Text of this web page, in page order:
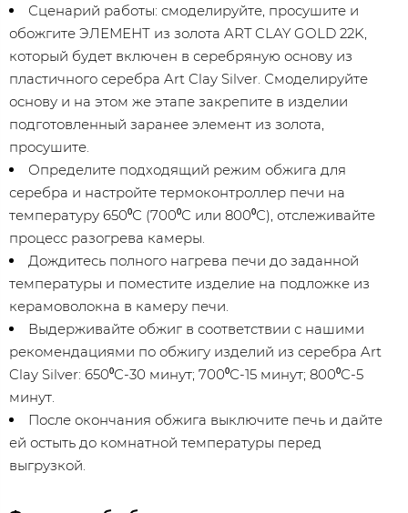
Сценарий работы: смоделируйте, просушите и
обожгите ЭЛЕМЕНТ из золота ART CLAY GOLD 22K,
который будет включен в серебряную основу из
пластичного серебра Art Clay Silver. Смоделируйте
основу и на этом же этапе закрепите в изделии
подготовленный заранее элемент из золота,
просушите.
Определите подходящий режим обжига для
серебра и настройте термоконтроллер печи на
температуру 650⁰С (700⁰С или 800⁰С), отслеживайте
процесс разогрева камеры.
Дождитесь полного нагрева печи до заданной
температуры и поместите изделие на подложке из
керамоволокна в камеру печи.
Выдерживайте обжиг в соответствии с нашими
рекомендациями по обжигу изделий из серебра Art
Clay Silver: 650⁰С-30 минут; 700⁰С-15 минут; 800⁰С-5
минут.
После окончания обжига выключите печь и дайте
ей остыть до комнатной температуры перед
выгрузкой.